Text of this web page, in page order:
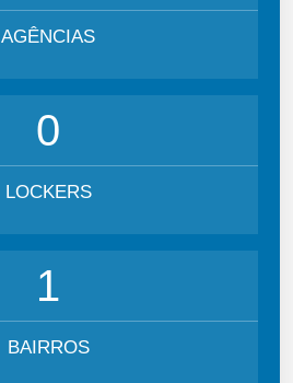
AGÊNCIAS
0
LOCKERS
1
BAIRROS